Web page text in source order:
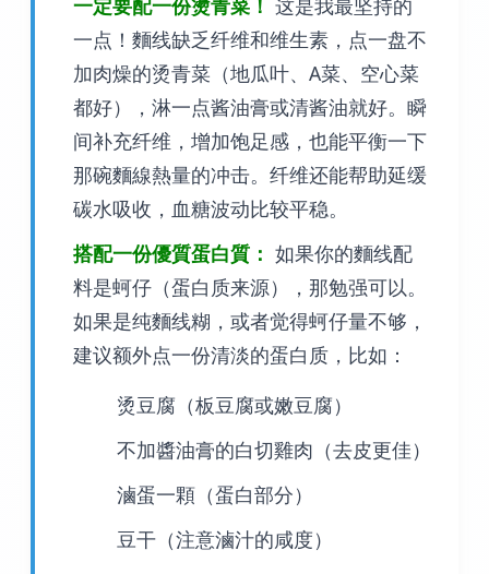
一点！麵线缺乏纤维和维生素，点一盘不
加肉燥的烫青菜（地瓜叶、A菜、空心菜
都好），淋一点酱油膏或清酱油就好。瞬
间补充纤维，增加饱足感，也能平衡一下
那碗麵線熱量的冲击。纤维还能帮助延缓
碳水吸收，血糖波动比较平稳。
搭配一份優質蛋白質： 如果你的麵线配
料是蚵仔（蛋白质来源），那勉强可以。
如果是纯麵线糊，或者觉得蚵仔量不够，
建议额外点一份清淡的蛋白质，比如：
烫豆腐（板豆腐或嫩豆腐）
不加醬油膏的白切雞肉（去皮更佳）
滷蛋一顆（蛋白部分）
豆干（注意滷汁的咸度）